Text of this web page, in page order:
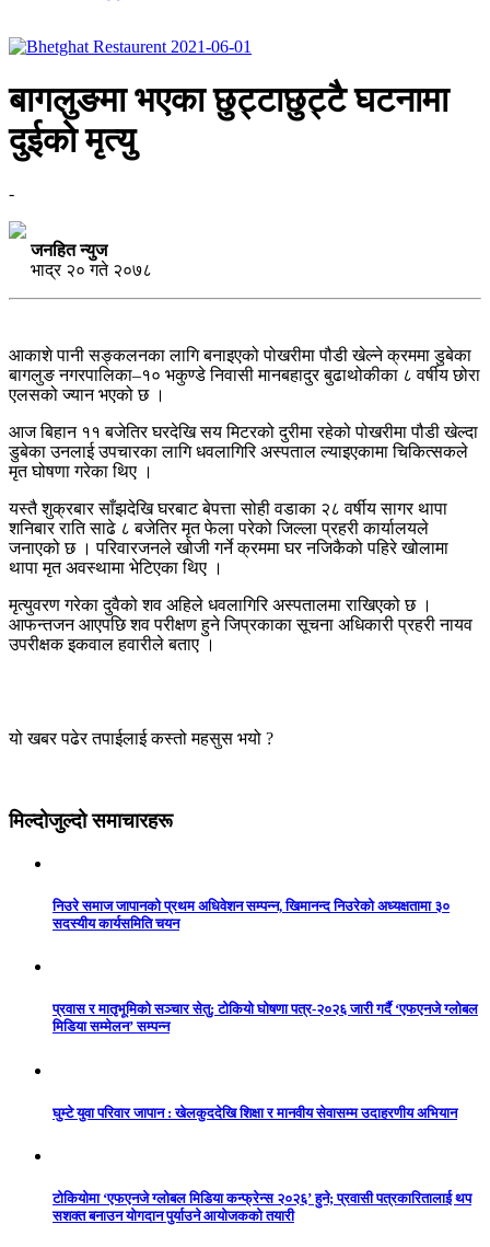
बागलुङमा भएका छुट्टाछुट्टै घटनामा
दुईको मृत्यु
-
जनहित न्युज
भाद्र २० गते २०७८
आकाशे पानी सङ्कलनका लागि बनाइएको पोखरीमा पौडी खेल्ने क्रममा डुबेका
बागलुङ नगरपालिका–१० भकुण्डे निवासी मानबहादुर बुढाथोकीका ८ वर्षीय छोरा
एलसको ज्यान भएको छ ।
आज बिहान ११ बजेतिर घरदेखि सय मिटरको दुरीमा रहेको पोखरीमा पौडी खेल्दा
डुबेका उनलाई उपचारका लागि धवलागिरि अस्पताल ल्याइएकामा चिकित्सकले
मृत घोषणा गरेका थिए ।
यस्तै शुक्रबार साँझदेखि घरबाट बेपत्ता सोही वडाका २८ वर्षीय सागर थापा
शनिबार राति साढे ८ बजेतिर मृत फेला परेको जिल्ला प्रहरी कार्यालयले
जनाएको छ । परिवारजनले खोजी गर्ने क्रममा घर नजिकैको पहिरे खोलामा
थापा मृत अवस्थामा भेटिएका थिए ।
मृत्युवरण गरेका दुवैको शव अहिले धवलागिरि अस्पतालमा राखिएको छ ।
आफन्तजन आएपछि शव परीक्षण हुने जिप्रकाका सूचना अधिकारी प्रहरी नायव
उपरीक्षक इकवाल हवारीले बताए ।
यो खबर पढेर तपाईलाई कस्तो महसुस भयो ?
मिल्दोजुल्दो समाचारहरू
निउरे समाज जापानको प्रथम अधिवेशन सम्पन्न, खिमानन्द निउरेको अध्यक्षतामा ३०
सदस्यीय कार्यसमिति चयन
प्रवास र मातृभूमिको सञ्चार सेतु: टोकियो घोषणा पत्र-२०२६ जारी गर्दै ‘एफएनजे ग्लोबल
मिडिया सम्मेलन’ सम्पन्न
घुम्टे युवा परिवार जापान : खेलकुददेखि शिक्षा र मानवीय सेवासम्म उदाहरणीय अभियान
टोकियोमा ‘एफएनजे ग्लोबल मिडिया कन्फ्रेन्स २०२६’ हुने; प्रवासी पत्रकारितालाई थप
सशक्त बनाउन योगदान पुर्याउने आयोजकको तयारी